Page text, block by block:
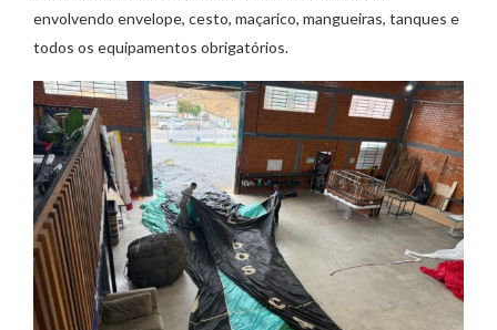
envolvendo envelope, cesto, maçarico, mangueiras, tanques e
todos os equipamentos obrigatórios.